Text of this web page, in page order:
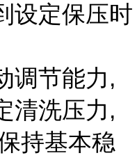
设定保压时
调节能力,
清洗压力,
持基本稳